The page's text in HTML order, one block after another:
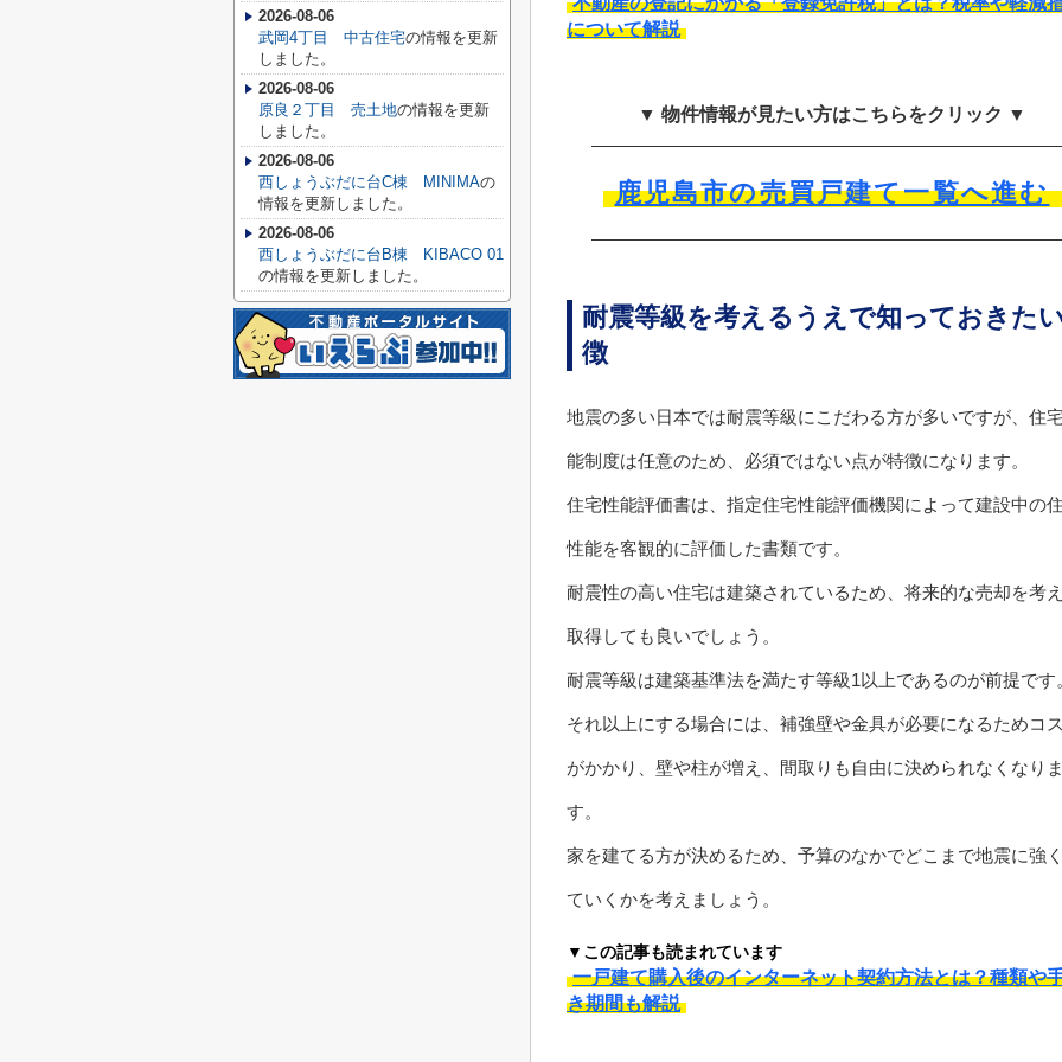
について解説
▼ 物件情報が見たい方はこちらをクリック ▼
鹿児島市の売買戸建て一覧へ進む
耐震等級を考えるうえで知っておきた
徴
地震の多い日本では耐震等級にこだわる方が多いですが、住
能制度は任意のため、必須ではない点が特徴になります。
住宅性能評価書は、指定住宅性能評価機関によって建設中の
性能を客観的に評価した書類です。
耐震性の高い住宅は建築されているため、将来的な売却を考
取得しても良いでしょう。
耐震等級は建築基準法を満たす等級1以上であるのが前提です
それ以上にする場合には、補強壁や金具が必要になるためコ
がかかり、壁や柱が増え、間取りも自由に決められなくなりま
す。
家を建てる方が決めるため、予算のなかでどこまで地震に強
ていくかを考えましょう。
▼この記事も読まれています
一戸建て購入後のインターネット契約方法とは？種類や
き期間も解説
2026-08-06
武岡4丁目 中古住宅の情報を更新
しました。
2026-08-06
原良２丁目 売土地の情報を更新
しました。
2026-08-06
西しょうぶだに台C棟 MINIMAの
情報を更新しました。
2026-08-06
西しょうぶだに台B棟 KIBACO 01
の情報を更新しました。